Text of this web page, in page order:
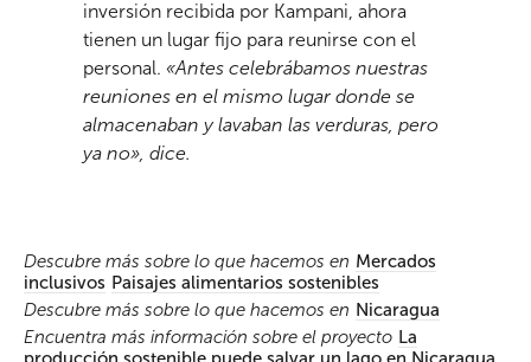
inversión recibida por Kampani, ahora
tienen un lugar fijo para reunirse con el
personal. «Antes celebrábamos nuestras
reuniones en el mismo lugar donde se
almacenaban y lavaban las verduras, pero
ya no», dice.
Descubre más sobre lo que hacemos en Mercados
inclusivos Paisajes alimentarios sostenibles
Descubre más sobre lo que hacemos en Nicaragua
Encuentra más información sobre el proyecto La